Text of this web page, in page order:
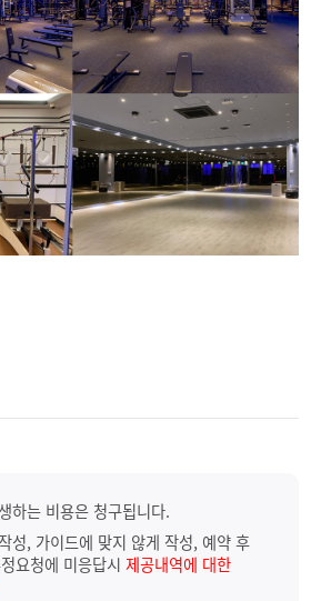
하는 비용은 청구됩니다.
성, 가이드에 맞지 않게 작성, 예약 후
요청에 미응답시 제공내역에 대한